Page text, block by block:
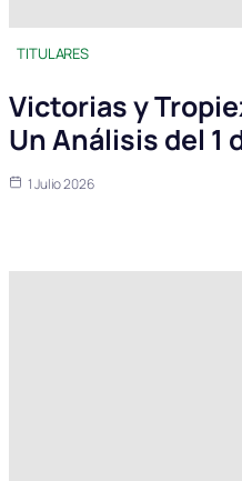
TITULARES
Victorias y
Un Análisis del 1
1 Julio 2026